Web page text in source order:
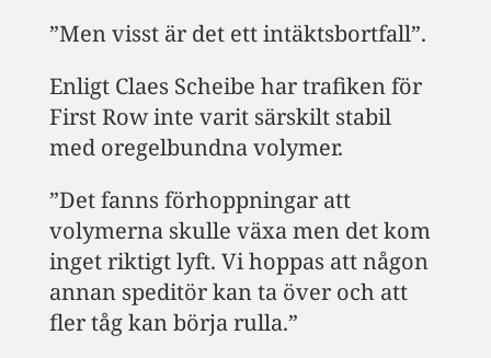
”Men visst är det ett intäktsbortfall”.
Enligt Claes Scheibe har trafiken för
First Row inte varit särskilt stabil
med oregelbundna volymer.
”Det fanns förhoppningar att
volymerna skulle växa men det kom
inget riktigt lyft. Vi hoppas att någon
annan speditör kan ta över och att
fler tåg kan börja rulla.”